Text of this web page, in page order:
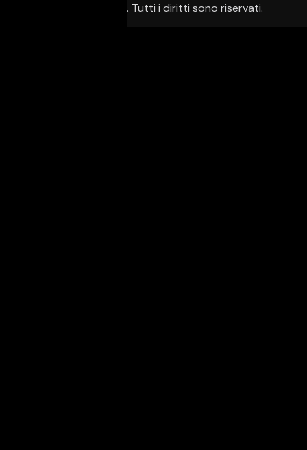
Creative Agency. Tutti i diritti sono riservati.